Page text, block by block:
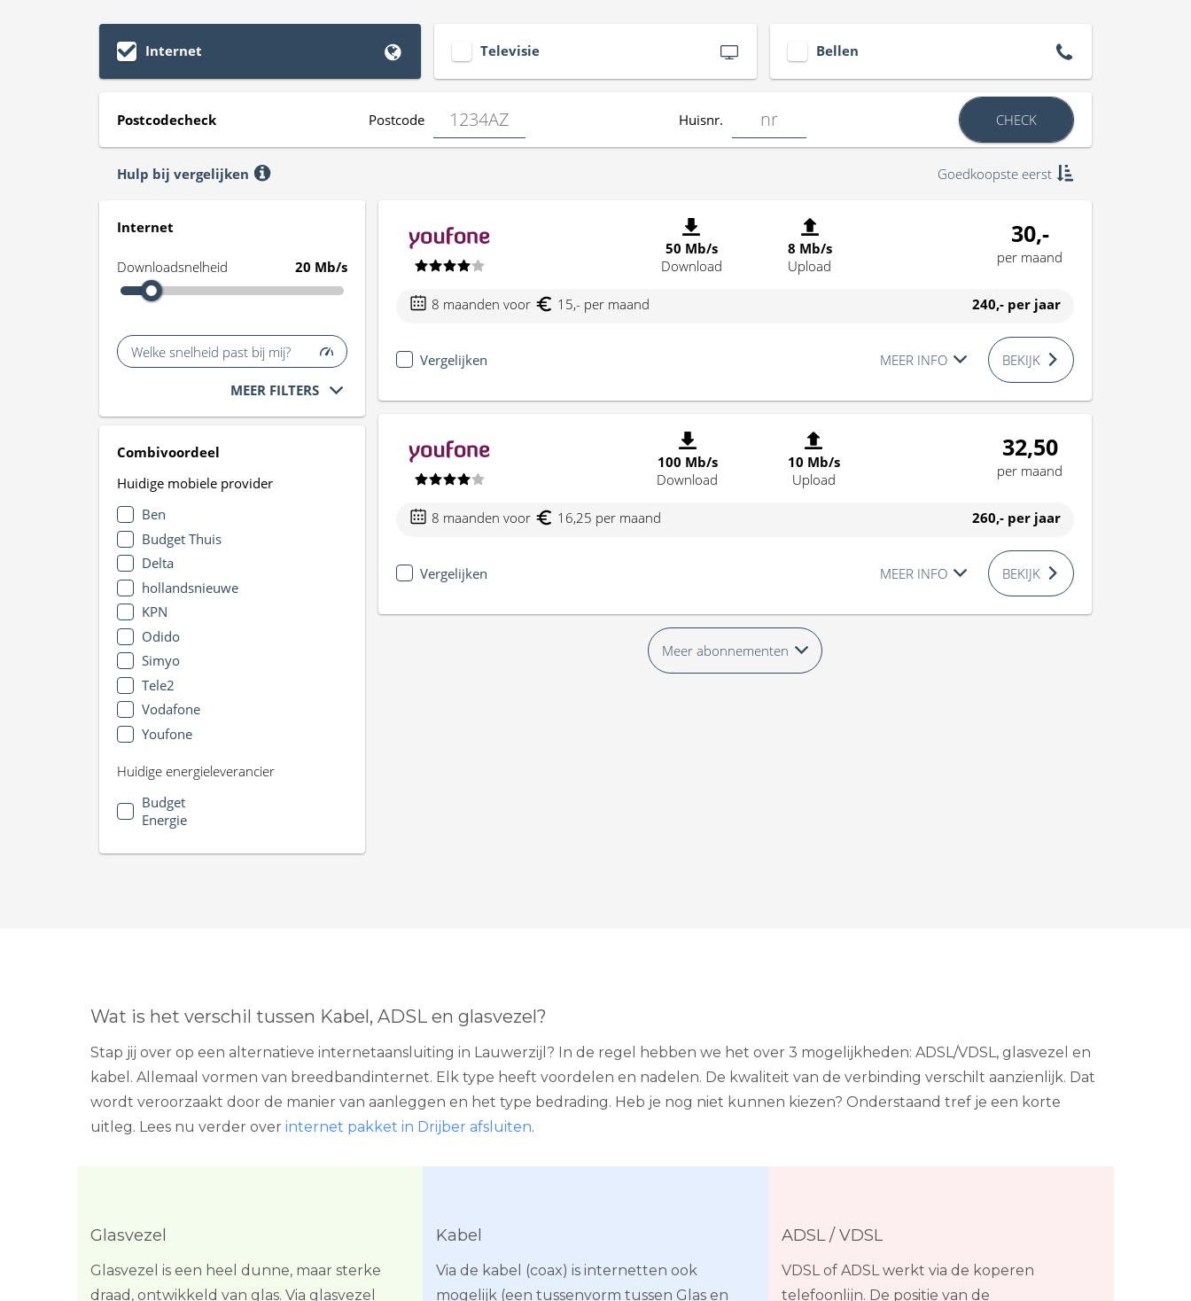
Internet Televisie Bellen
Postcodecheck Postcode Huisnr. CHECK
Hulp bij vergelijken Goedkoopste eerst
Internet
Downloadsnelheid 20 Mb/s
Welke snelheid past bij mij?
MEER FILTERS
Combivoordeel
Huidige mobiele provider
Ben
Budget Thuis
Delta
hollandsnieuwe
KPN
Odido
Simyo
Tele2
Vodafone
Youfone
Huidige energieleverancier
Budget
Energie
50 Mb/s
Download
8 Mb/s
Upload
30,-
per maand
8 maanden voor 15,- per maand 240,- per jaar
Vergelijken MEER INFO BEKIJK
100 Mb/s
Download
10 Mb/s
Upload
32,50
per maand
8 maanden voor 16,25 per maand 260,- per jaar
Vergelijken MEER INFO BEKIJK
Meer abonnementen
Wat is het verschil tussen Kabel, ADSL en glasvezel?
Stap jij over op een alternatieve internetaansluiting in Lauwerzijl? In de regel hebben we het over 3 mogelijkheden: ADSL/VDSL, glasvezel en
kabel. Allemaal vormen van breedbandinternet. Elk type heeft voordelen en nadelen. De kwaliteit van de verbinding verschilt aanzienlijk. Dat
wordt veroorzaakt door de manier van aanleggen en het type bedrading. Heb je nog niet kunnen kiezen? Onderstaand tref je een korte
uitleg. Lees nu verder over internet pakket in Drijber afsluiten.
Glasvezel
Glasvezel is een heel dunne, maar sterke
draad, ontwikkeld van glas. Via glasvezel
Kabel
Via de kabel (coax) is internetten ook
mogelijk (een tussenvorm tussen Glas en
ADSL / VDSL
VDSL of ADSL werkt via de koperen
telefoonlijn. De positie van de